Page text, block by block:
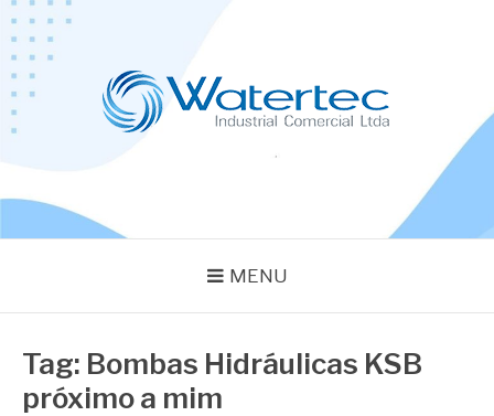
Pular
para
conteúdo
MENU
Tag: Bombas Hidráulicas KSB
próximo a mim